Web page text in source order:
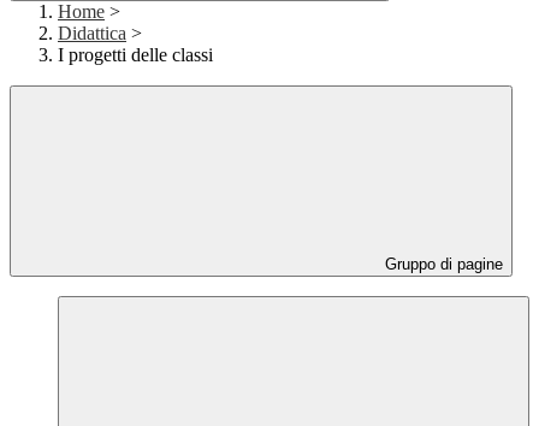
Home >
Didattica >
I progetti delle classi
Gruppo di pagine